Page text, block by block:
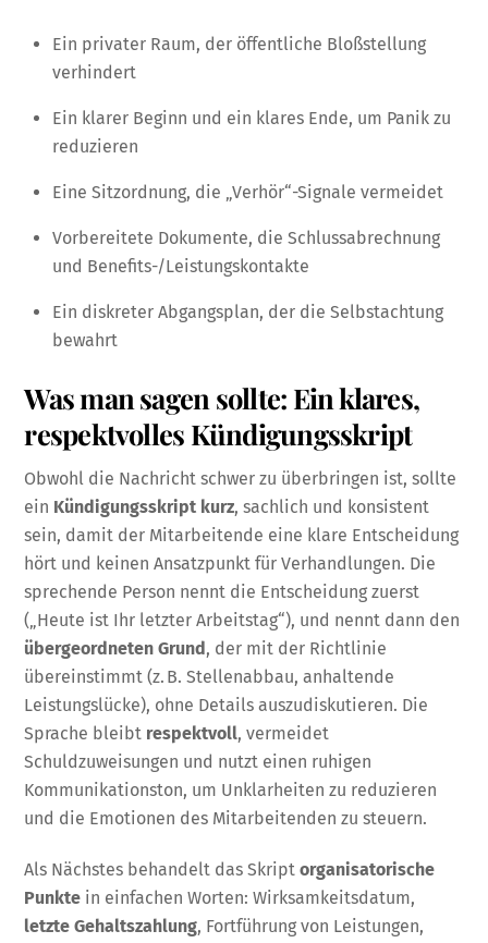
Ein privater Raum, der öffentliche Bloßstellung
verhindert
Ein klarer Beginn und ein klares Ende, um Panik zu
reduzieren
Eine Sitzordnung, die „Verhör“-Signale vermeidet
Vorbereitete Dokumente, die Schlussabrechnung
und Benefits-/Leistungskontakte
Ein diskreter Abgangsplan, der die Selbstachtung
bewahrt
Was man sagen sollte: Ein klares,
respektvolles Kündigungsskript
Obwohl die Nachricht schwer zu überbringen ist, sollte
ein Kündigungsskript kurz, sachlich und konsistent
sein, damit der Mitarbeitende eine klare Entscheidung
hört und keinen Ansatzpunkt für Verhandlungen. Die
sprechende Person nennt die Entscheidung zuerst
(„Heute ist Ihr letzter Arbeitstag“), und nennt dann den
übergeordneten Grund , der mit der Richtlinie
übereinstimmt (z. B. Stellenabbau, anhaltende
Leistungslücke), ohne Details auszudiskutieren. Die
Sprache bleibt respektvoll, vermeidet
Schuldzuweisungen und nutzt einen ruhigen
Kommunikationston, um Unklarheiten zu reduzieren
und die Emotionen des Mitarbeitenden zu steuern.
Als Nächstes behandelt das Skriptorganisatorische
Punkte in einfachen Worten: Wirksamkeitsdatum,
letzte Gehaltszahlung, Fortführung von Leistungen,